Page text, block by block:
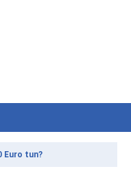
Euro tun?